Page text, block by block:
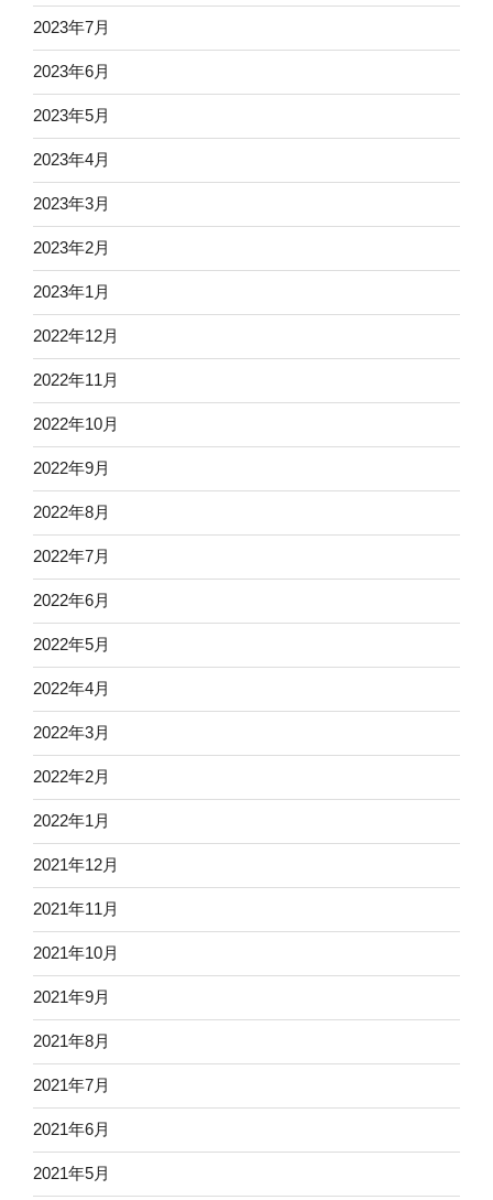
2023年7月
2023年6月
2023年5月
2023年4月
2023年3月
2023年2月
2023年1月
2022年12月
2022年11月
2022年10月
2022年9月
2022年8月
2022年7月
2022年6月
2022年5月
2022年4月
2022年3月
2022年2月
2022年1月
2021年12月
2021年11月
2021年10月
2021年9月
2021年8月
2021年7月
2021年6月
2021年5月